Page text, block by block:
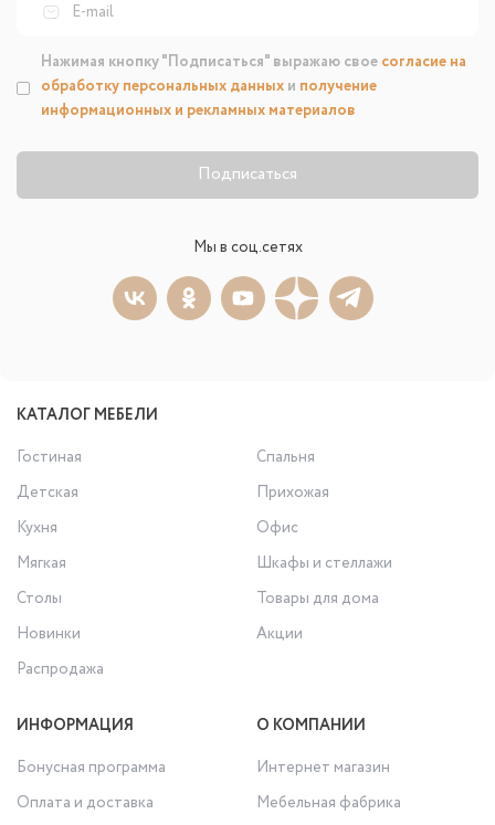
Подписаться
Нажимая кнопку "Подписаться" выражаю свое согласие на
обработку персональных данных и получение
информационных и рекламных материалов
Мы в соц.сетях
КАТАЛОГ МЕБЕЛИ
Гостиная
Спальня
Детская
Прихожая
Кухня
Офис
Мягкая
Шкафы и стеллажи
Столы
Товары для дома
Новинки
Акции
Распродажа
ИНФОРМАЦИЯ
Бонусная программа
Оплата и доставка
О КОМПАНИИ
Интернет магазин
Мебельная фабрика